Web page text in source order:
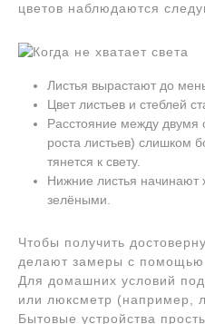
цветов наблюдаются
Листья вырастают до
Цвет листьев и стеблей
Расстояние между
роста листьев) слишком
тянется к свету.
Нижние листья начинают
зелёными.
Чтобы получить
делают замеры с помощью
Для домашних условий
или люксметр (например,
Бытовые устройства